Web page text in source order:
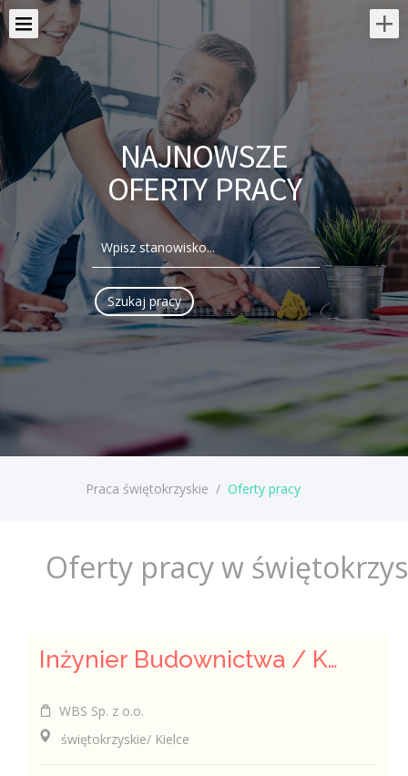
NAJNOWSZE
OFERTY PRACY
Praca świętokrzyskie / Oferty pracy
Oferty pracy w
Inżynier Budownictwa / Konstruktor (k/m/n)
WBS Sp. z o.o.
świętokrzyskie/ Kielce